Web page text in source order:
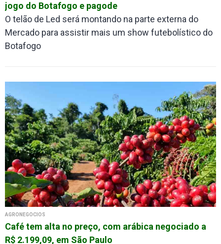
jogo do Botafogo e pagode
O telão de Led será montando na parte externa do
Mercado para assistir mais um show futebolístico do
Botafogo
AGRONEGÓCIOS
Café tem alta no preço, com arábica negociado a
R$ 2.199,09, em São Paulo